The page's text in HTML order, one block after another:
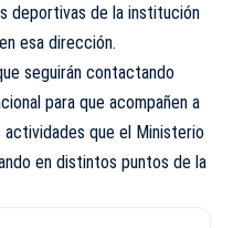
deportivas de la institución
esa dirección.
seguirán contactando
para que acompañen a
actividades que el Ministerio
en distintos puntos de la